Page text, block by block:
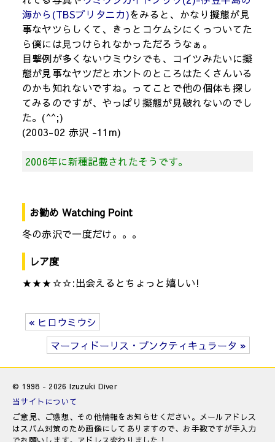
海から(TBSブリタニカ)をみると、かなり擬態が見
事なヤツらしくて、きっとコケムシにくっついてた
ら僕には見つけられなかっただろうなぁ。
目撃例が多くないウミウシでも、コイツみたいに擬
態が見事なヤツだとホントのところはたくさんいる
のかも知れないですね。ってことで他の個体も探し
てみるのですが、やっぱり擬態が見破れないのでし
た。(^^;)
(2003-02 赤沢 -11m)
2006年に新種記載されたそうです。
お勧め Watching Point
冬の赤沢で一度だけ。。。
レア度
★★★☆☆:出会えるとちょっと嬉しい!
« ヒロウミウシ
マーフィドーリス・プンクティキュラータ »
© 1998 - 2026 Izuzuki Diver
当サイトについて
ご意見、ご感想、その他情報をお知らせください。メールアドレス
はスパム対策のため画像にしてありますので、お手数ですが手入力
でお願いします。アドレス変わりました！